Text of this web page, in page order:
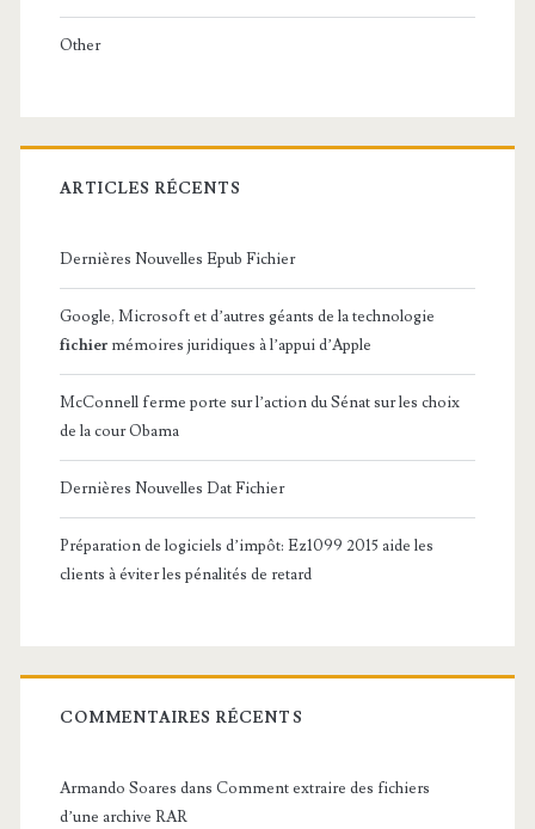
Other
ARTICLES RÉCENTS
Dernières Nouvelles Epub Fichier
Google, Microsoft et d’autres géants de la technologie
fichier mémoires juridiques à l’appui d’Apple
McConnell ferme porte sur l’action du Sénat sur les choix
de la cour Obama
Dernières Nouvelles Dat Fichier
Préparation de logiciels d’impôt: Ez1099 2015 aide les
clients à éviter les pénalités de retard
COMMENTAIRES RÉCENTS
Armando Soares dans Comment extraire des fichiers
d’une archive RAR